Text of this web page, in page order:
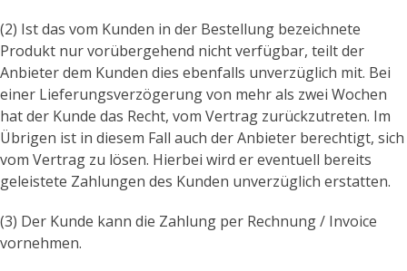
(2) Ist das vom Kunden in der Bestellung bezeichnete
Produkt nur vorübergehend nicht verfügbar, teilt der
Anbieter dem Kunden dies ebenfalls unverzüglich mit. Bei
einer Lieferungsverzögerung von mehr als zwei Wochen
hat der Kunde das Recht, vom Vertrag zurückzutreten. Im
Übrigen ist in diesem Fall auch der Anbieter berechtigt, sich
vom Vertrag zu lösen. Hierbei wird er eventuell bereits
geleistete Zahlungen des Kunden unverzüglich erstatten.
(3) Der Kunde kann die Zahlung per Rechnung / Invoice
vornehmen.